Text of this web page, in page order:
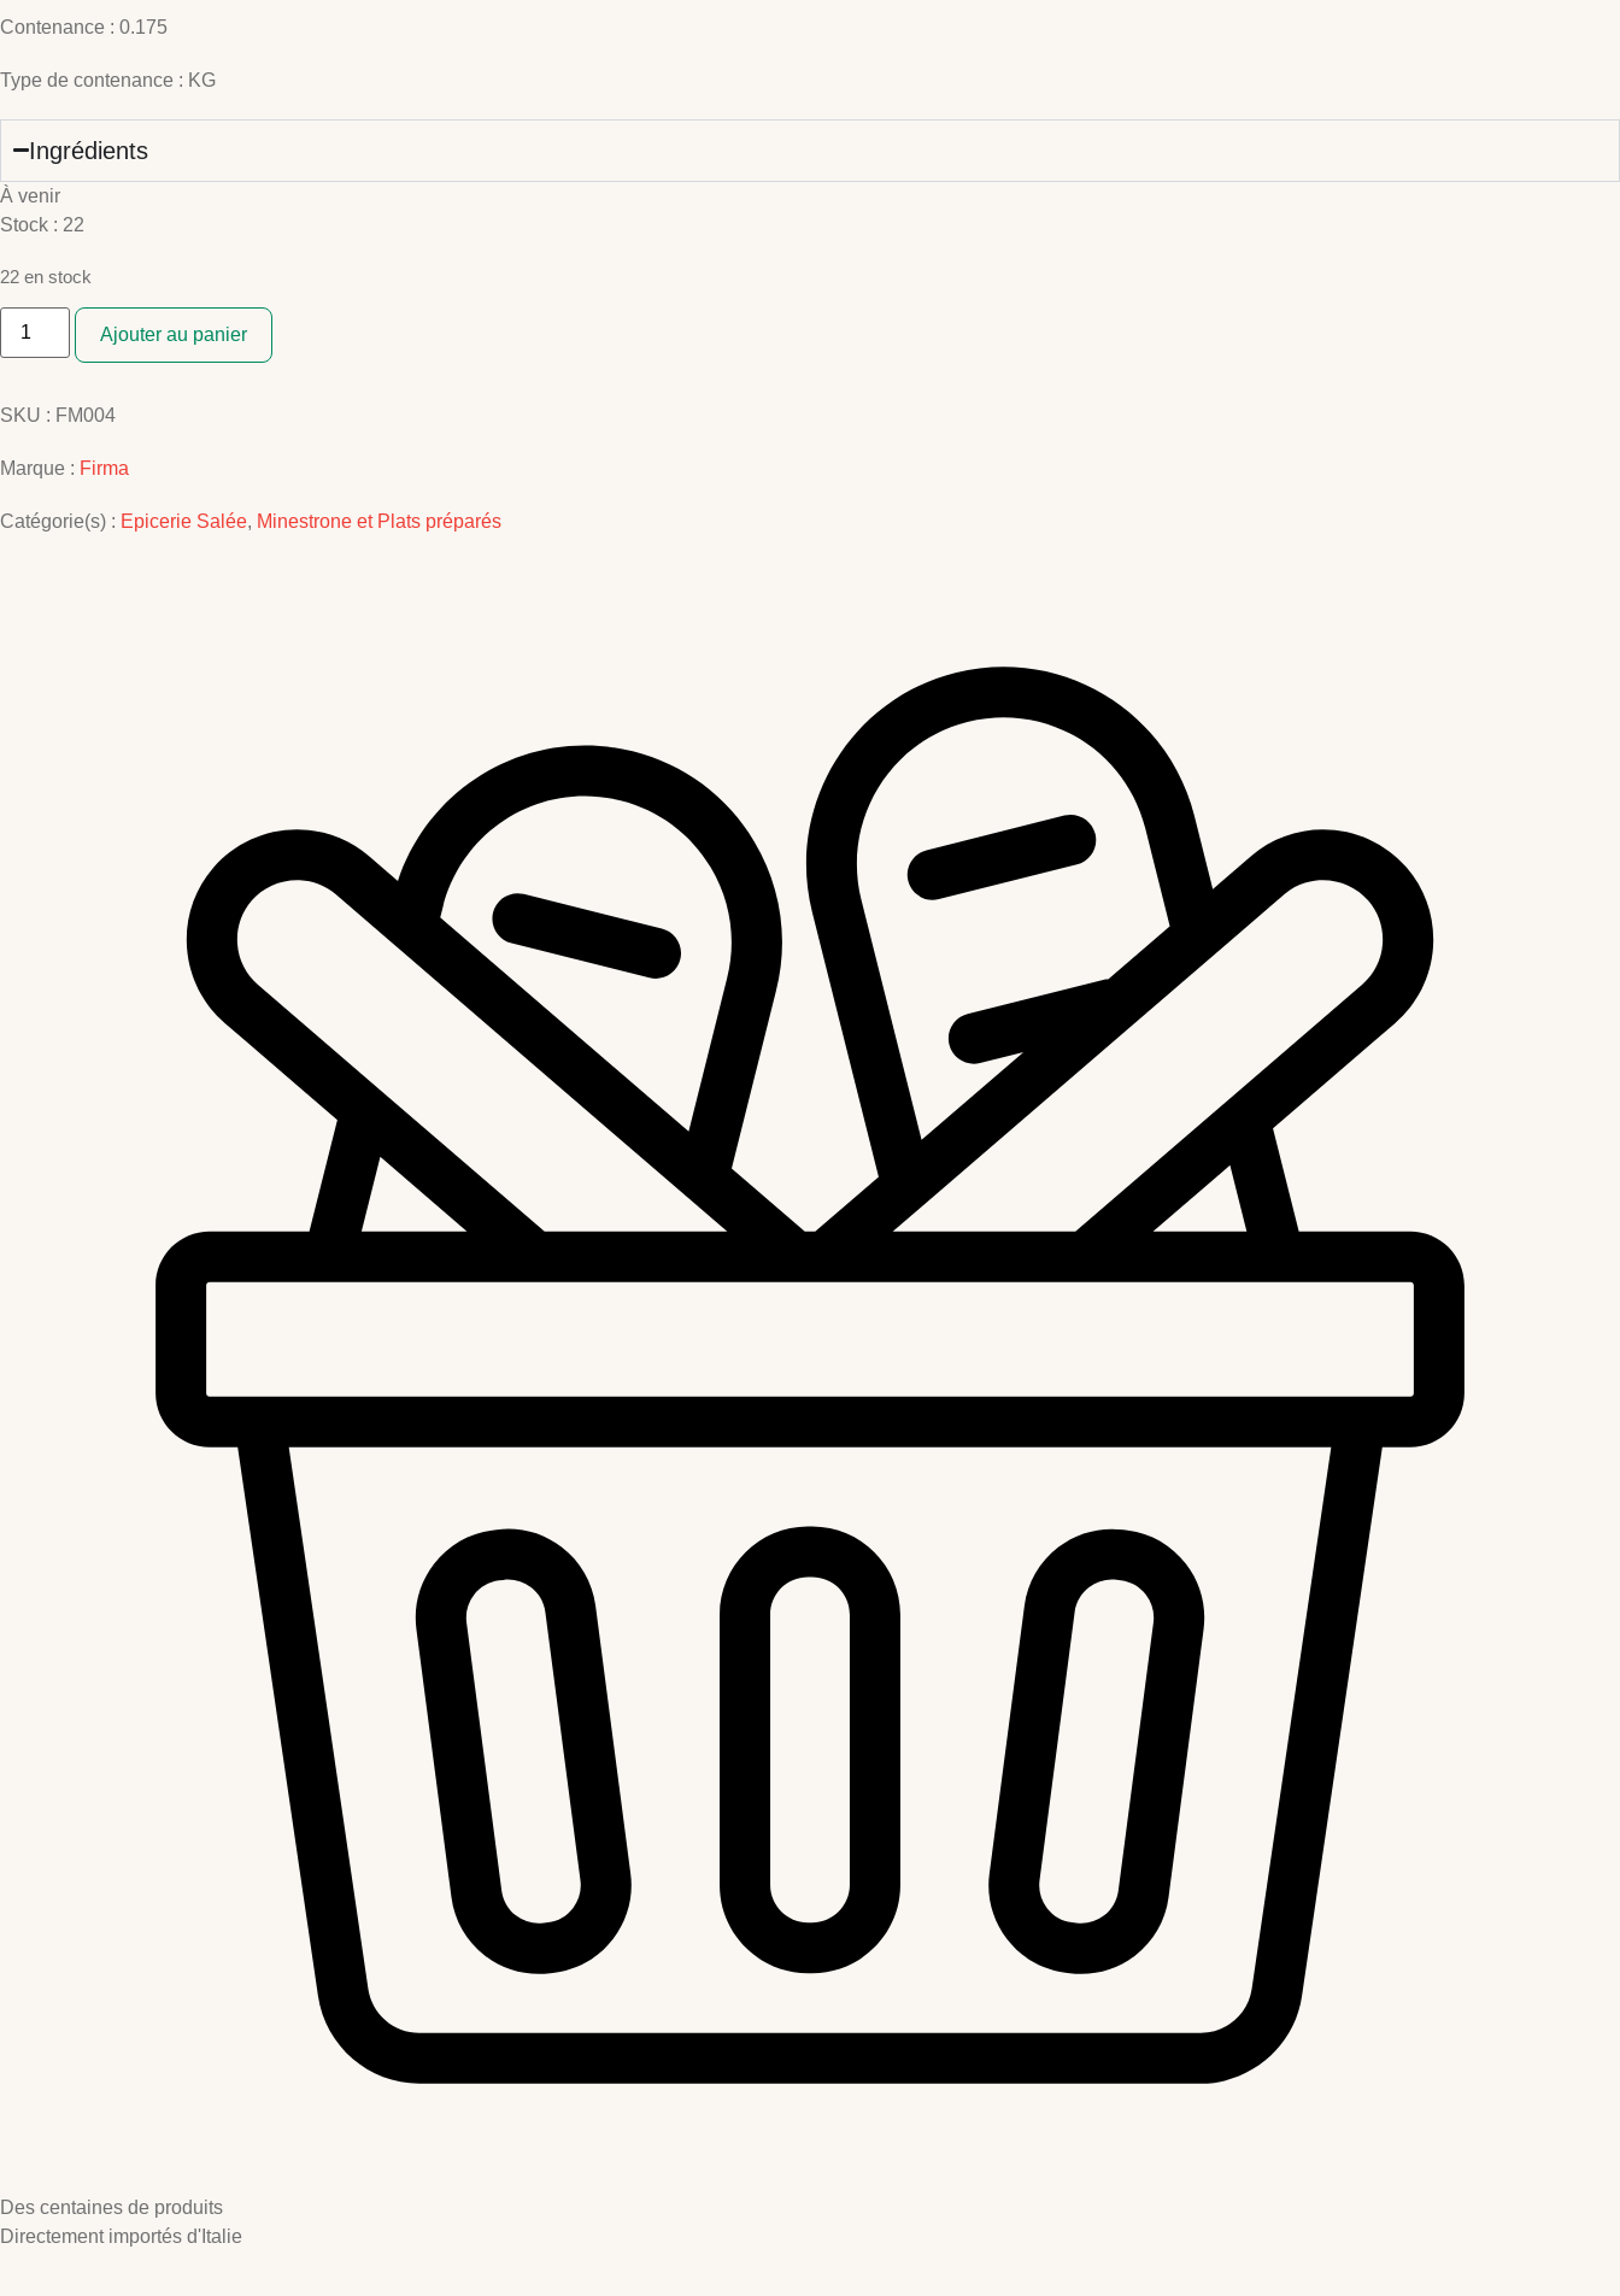
Contenance : 0.175
Type de contenance : KG
Ingrédients
À venir
Stock : 22
22 en stock
quantité
RISOTTO
175
Ajouter au panier
SKU : FM004
Marque : Firma
Catégorie(s) : Epicerie Salée, Minestrone et Plats préparés
Des centaines de produits
Directement importés d'Italie